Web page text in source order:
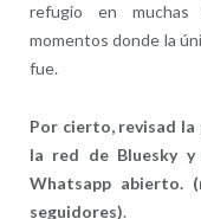
refugio en
momentos donde la
fue.
Por cierto, revisad la
la red de Bluesky
Whatsapp abierto.
seguidores).